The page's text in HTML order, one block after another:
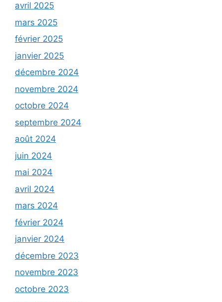
avril 2025
mars 2025
février 2025
janvier 2025
décembre 2024
novembre 2024
octobre 2024
septembre 2024
août 2024
juin 2024
mai 2024
avril 2024
mars 2024
février 2024
janvier 2024
décembre 2023
novembre 2023
octobre 2023